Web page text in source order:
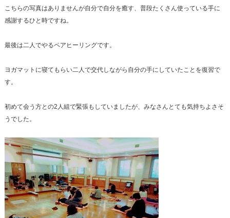
こちらの写真はありませんが自分で自分を癒す、普段たくさん使っている手に
感謝するひと時ですね。
最後は二人でやるペアヒーリングです。
ヨガマットに寝てもらい二人で交代しながら自分の手にしていたことを復習で
す。
初めて会う方との2人組で緊張もしていましたが、みなさんとても気持ちよさそ
うでした。